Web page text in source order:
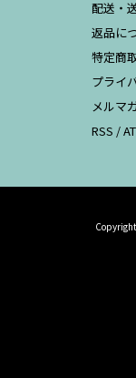
配送・
返品に
特定商
プライ
メルマ
RSS /